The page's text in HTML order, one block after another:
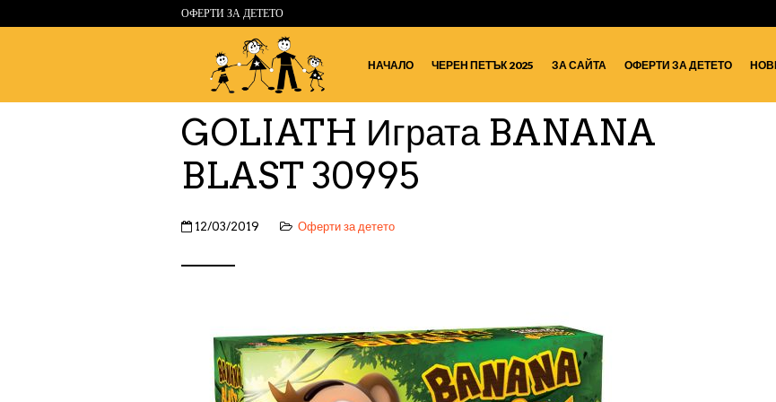
ОФЕРТИ ЗА ДЕТЕТО
НАЧАЛО ЧЕРЕН ПЕТЪК 2025 ЗА САЙТА ОФЕРТИ ЗА ДЕТЕТО
GOLIATH Играта BANANA
BLAST 30995
12/03/2019 Оферти за детето